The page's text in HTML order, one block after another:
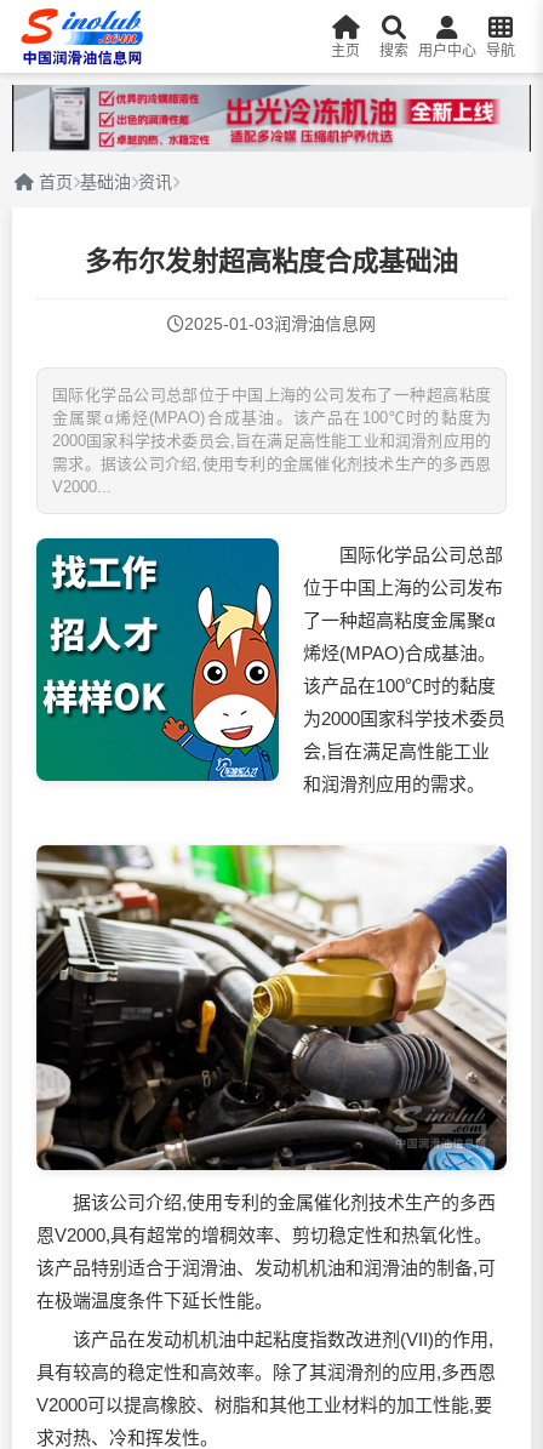
主页 搜索 用户中心 导航
首页 基础油 资讯
多布尔发射超高粘度合成基础油
2025-01-03润滑油信息网
国际化学品公司总部位于中国上海的公司发布了一种超高粘度
金属聚α烯烃(MPAO)合成基油。该产品在100℃时的黏度为
2000国家科学技术委员会,旨在满足高性能工业和润滑剂应用的
需求。据该公司介绍,使用专利的金属催化剂技术生产的多西恩
V2000...
国际化学品公司总部
位于中国上海的公司发布
了一种超高粘度金属聚α
烯烃(MPAO)合成基油。
该产品在100℃时的黏度
为2000国家科学技术委员
会,旨在满足高性能工业
和润滑剂应用的需求。
据该公司介绍,使用专利的金属催化剂技术生产的多西
恩V2000,具有超常的增稠效率、剪切稳定性和热氧化性。
该产品特别适合于润滑油、发动机机油和润滑油的制备,可
在极端温度条件下延长性能。
该产品在发动机机油中起粘度指数改进剂(VII)的作用,
具有较高的稳定性和高效率。除了其润滑剂的应用,多西恩
V2000可以提高橡胶、树脂和其他工业材料的加工性能,要
求对热、冷和挥发性。